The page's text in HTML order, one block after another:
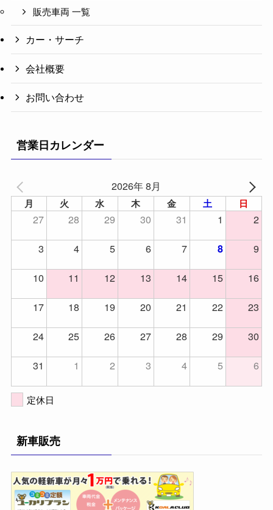
販売車両 一覧
カー・サーチ
会社概要
お問い合わせ
営業日カレンダー
2026年 8月
月 火 水 木 金 土 日
27 28 29 30 31 1
2
3
4 5 6 7 8
9
10
11 12 13 14 15
16
17
18 19 20 21 22
23
24
25 26 27 28 29
30
31
1 2 3 4 5 6
定休日
新車販売